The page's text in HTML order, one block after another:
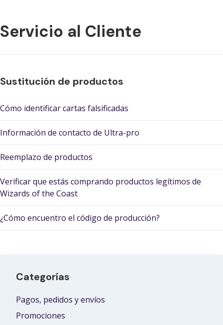
Servicio al Cliente
Sustitución de productos
Cómo identificar cartas falsificadas
Información de contacto de Ultra-pro
Reemplazo de productos
Verificar que estás comprando productos legítimos de
Wizards of the Coast
¿Cómo encuentro el código de producción?
Categorías
Pagos, pedidos y envíos
Promociones